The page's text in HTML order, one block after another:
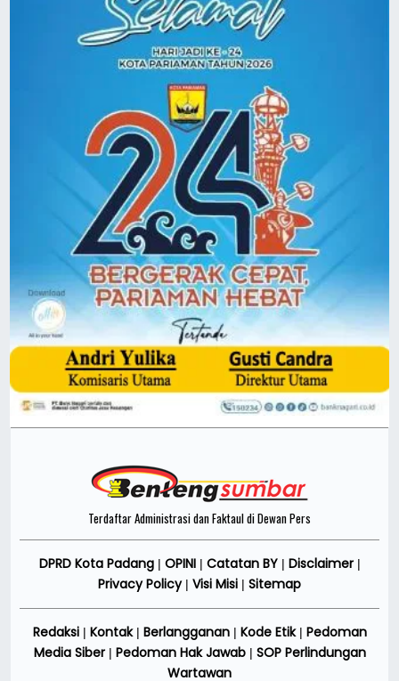
Terdaftar Administrasi dan Faktaul di Dewan Pers
DPRD Kota Padang| OPINI Catatan BY| Disclaimer|
Privacy Policy| Visi Misi Sitemap
Redaksi| Kontak| Berlangganan| Kode Etik| Pedoman
Media Siber| Pedoman Hak Jawab| SOP Perlindungan
Wartawan